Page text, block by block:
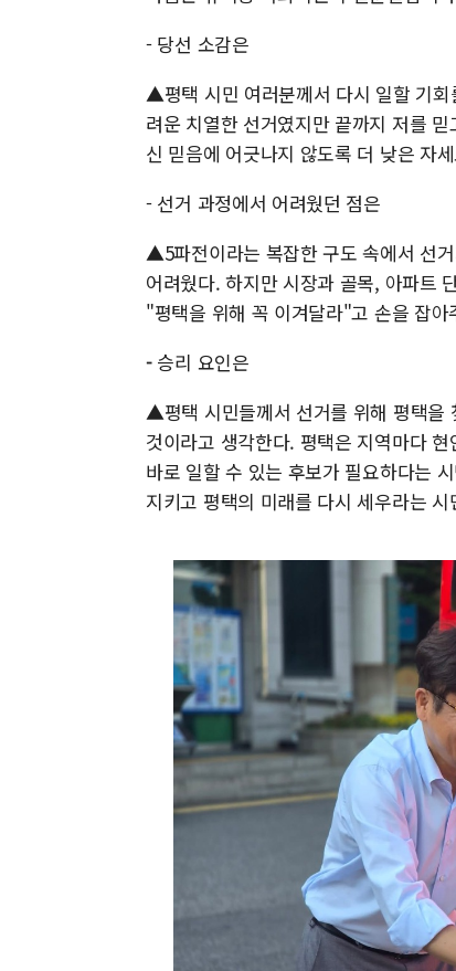
- 당선 소감은
▲평택 시민 여러분께서 다시 일할 기
려운 치열한 선거였지만 끝까지 저를
신 믿음에 어긋나지 않도록 더 낮은 자
- 선거 과정에서 어려웠던 점은
▲5파전이라는 복잡한 구도 속에서 선
어려웠다. 하지만 시장과 골목, 아파트
"평택을 위해 꼭 이겨달라"고 손을 잡
- 승리 요인은
▲평택 시민들께서 선거를 위해 평택을
것이라고 생각한다. 평택은 지역마다
바로 일할 수 있는 후보가 필요하다는
지키고 평택의 미래를 다시 세우라는